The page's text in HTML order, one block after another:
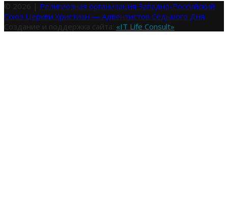
© 2026 | Религиозная организация Западно-Российский
Союз Церкви Христиан — Адвентистов Седьмого Дня
Создание и поддержка сайта: «IT Life Consult»